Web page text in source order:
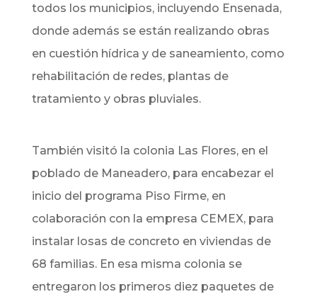
todos los municipios, incluyendo Ensenada,
donde además se están realizando obras
en cuestión hídrica y de saneamiento, como
rehabilitación de redes, plantas de
tratamiento y obras pluviales.
También visitó la colonia Las Flores, en el
poblado de Maneadero, para encabezar el
inicio del programa Piso Firme, en
colaboración con la empresa CEMEX, para
instalar losas de concreto en viviendas de
68 familias. En esa misma colonia se
entregaron los primeros diez paquetes de